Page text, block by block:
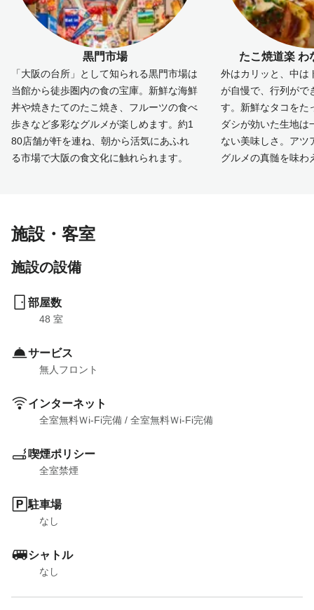
黒門市場
「大阪の台所」として知られる黒門市場は
当館から徒歩圏内の食の宝庫。新鮮な海鮮
丼や焼きたてのたこ焼き、フルーツの食べ
歩きなど多彩なグルメが楽しめます。約1
80店舗が軒を連ね、朝から活気にあふれ
る市場で大阪の食文化に触れられます。
たこ焼道楽 わ
外はカリッと、中は
が自慢で、行列がで
す。新鮮なタコをた
ダシが効いた生地は
ない美味しさ。アツ
グルメの真髄を味わ
施設・客室
施設の設備
部屋数
48 室
サービス
無人フロント
インターネット
全室無料Ｗi-Fi完備 / 全室無料Ｗi-Fi完備
喫煙ポリシー
全室禁煙
駐車場
なし
シャトル
なし